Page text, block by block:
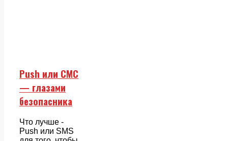
Push или СМС
— глазами
безопасника
Что лучше -
Push или SMS